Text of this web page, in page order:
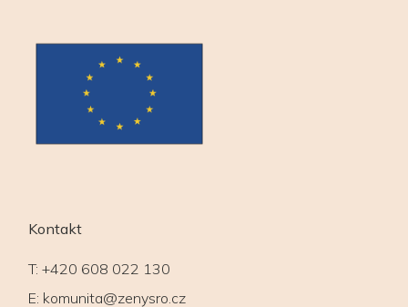
Kontakt
T: +420 608 022 130
E: komunita@zenysro.cz